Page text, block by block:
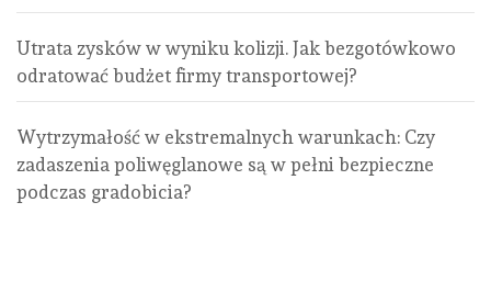
Utrata zysków w wyniku kolizji. Jak bezgotówkowo
odratować budżet firmy transportowej?
Wytrzymałość w ekstremalnych warunkach: Czy
zadaszenia poliwęglanowe są w pełni bezpieczne
podczas gradobicia?